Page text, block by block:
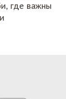
где важны
и